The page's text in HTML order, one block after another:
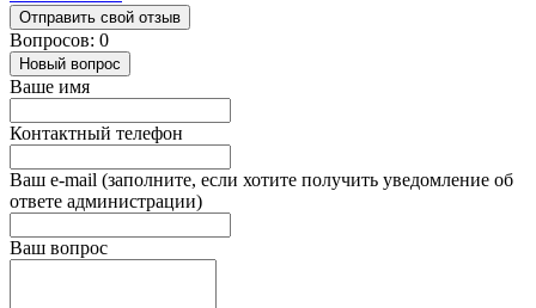
Отправить свой отзыв
Вопросов: 0
Новый вопрос
Ваше имя
Контактный телефон
Ваш e-mail (заполните, если хотите получить уведомление об
ответе администрации)
Ваш вопрос